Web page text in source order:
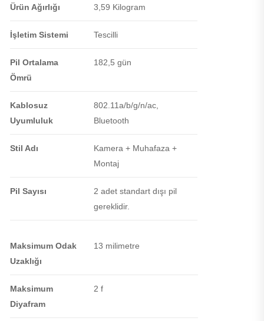
Ürün Ağırlığı 3,59 Kilogram
İşletim Sistemi Tescilli
Pil Ortalama
Ömrü
182,5 gün
Kablosuz
Uyumluluk
802.11a/b/g/n/ac,
Bluetooth
Stil Adı
Kamera + Muhafaza +
Montaj
Pil Sayısı
2 adet standart dışı pil
gereklidir.
Maksimum Odak
Uzaklığı
13 milimetre
Maksimum
Diyafram
2 f